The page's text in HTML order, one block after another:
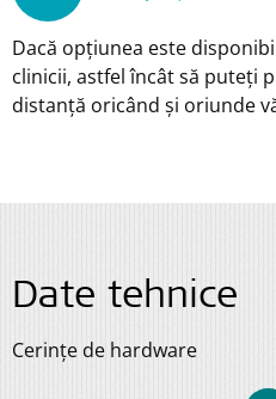
Dacă opțiunea este
clinicii, astfel încât să puteți
distanță oricând și oriunde
Date tehnice
Cerințe de hardware